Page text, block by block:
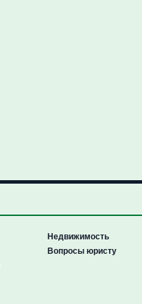
Недвижимость
Вопросы юристу